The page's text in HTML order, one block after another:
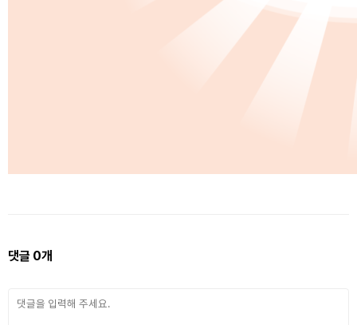
댓글 0개